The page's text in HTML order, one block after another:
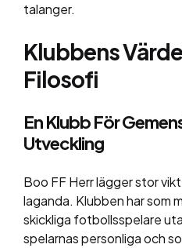
talanger.
Klubbens
Filosofi
En Klubb För
Utveckling
Boo FF Herr lägger stor
laganda. Klubben har som
skickliga fotbollsspelare
spelarnas personliga och